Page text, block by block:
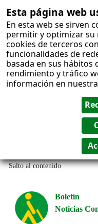
Esta página web
En esta web se sirven
permitir y optimizar su
cookies de terceros
funcionalidades de
basada en sus hábitos
rendimiento y tráfico
información en nuestra
Salto al contenido
Boletín
Noticias